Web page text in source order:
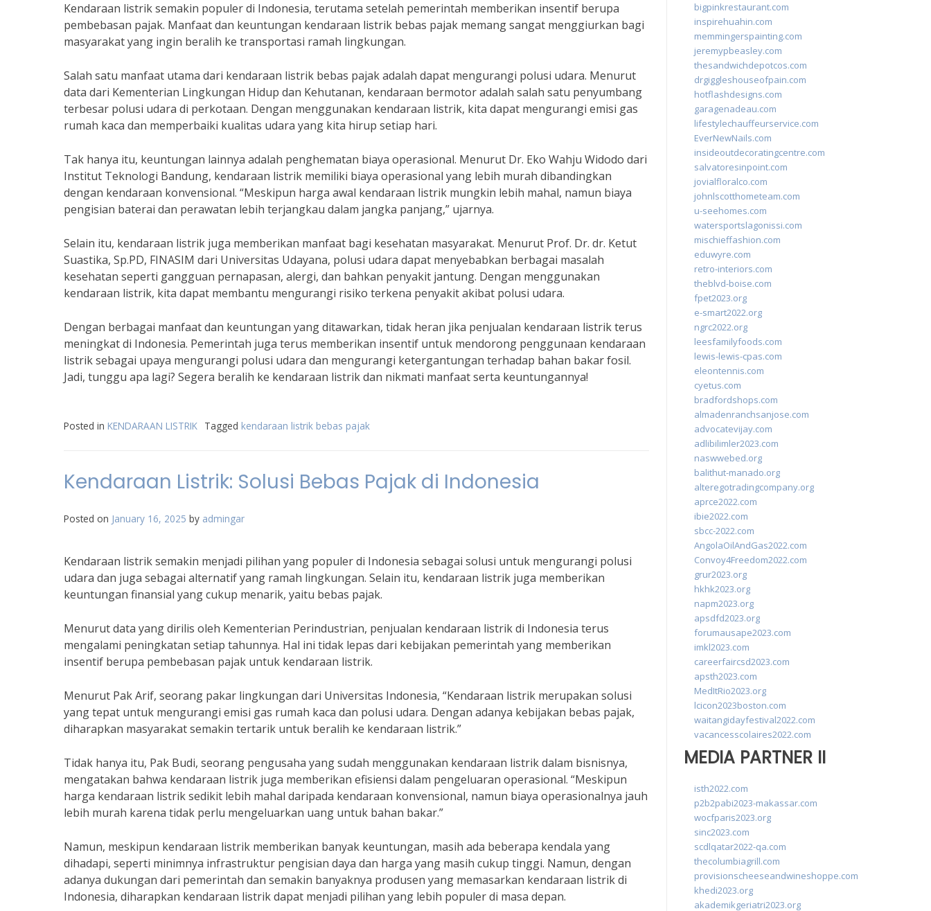
Kendaraan listrik semakin populer di Indonesia, terutama setelah pemerintah memberikan insentif berupa
pembebasan pajak. Manfaat dan keuntungan kendaraan listrik bebas pajak memang sangat menggiurkan bagi
masyarakat yang ingin beralih ke transportasi ramah lingkungan.
Salah satu manfaat utama dari kendaraan listrik bebas pajak adalah dapat mengurangi polusi udara. Menurut
data dari Kementerian Lingkungan Hidup dan Kehutanan, kendaraan bermotor adalah salah satu penyumbang
terbesar polusi udara di perkotaan. Dengan menggunakan kendaraan listrik, kita dapat mengurangi emisi gas
rumah kaca dan memperbaiki kualitas udara yang kita hirup setiap hari.
Tak hanya itu, keuntungan lainnya adalah penghematan biaya operasional. Menurut Dr. Eko Wahju Widodo dari
Institut Teknologi Bandung, kendaraan listrik memiliki biaya operasional yang lebih murah dibandingkan
dengan kendaraan konvensional. “Meskipun harga awal kendaraan listrik mungkin lebih mahal, namun biaya
pengisian baterai dan perawatan lebih terjangkau dalam jangka panjang,” ujarnya.
Selain itu, kendaraan listrik juga memberikan manfaat bagi kesehatan masyarakat. Menurut Prof. Dr. dr. Ketut
Suastika, Sp.PD, FINASIM dari Universitas Udayana, polusi udara dapat menyebabkan berbagai masalah
kesehatan seperti gangguan pernapasan, alergi, dan bahkan penyakit jantung. Dengan menggunakan
kendaraan listrik, kita dapat membantu mengurangi risiko terkena penyakit akibat polusi udara.
Dengan berbagai manfaat dan keuntungan yang ditawarkan, tidak heran jika penjualan kendaraan listrik terus
meningkat di Indonesia. Pemerintah juga terus memberikan insentif untuk mendorong penggunaan kendaraan
listrik sebagai upaya mengurangi polusi udara dan mengurangi ketergantungan terhadap bahan bakar fosil.
Jadi, tunggu apa lagi? Segera beralih ke kendaraan listrik dan nikmati manfaat serta keuntungannya!
Posted in KENDARAAN LISTRIK Tagged kendaraan listrik bebas pajak
Kendaraan Listrik: Solusi Bebas Pajak di Indonesia
Posted on January 16, 2025 by admingar
Kendaraan listrik semakin menjadi pilihan yang populer di Indonesia sebagai solusi untuk mengurangi polusi
udara dan juga sebagai alternatif yang ramah lingkungan. Selain itu, kendaraan listrik juga memberikan
keuntungan finansial yang cukup menarik, yaitu bebas pajak.
Menurut data yang dirilis oleh Kementerian Perindustrian, penjualan kendaraan listrik di Indonesia terus
mengalami peningkatan setiap tahunnya. Hal ini tidak lepas dari kebijakan pemerintah yang memberikan
insentif berupa pembebasan pajak untuk kendaraan listrik.
Menurut Pak Arif, seorang pakar lingkungan dari Universitas Indonesia, “Kendaraan listrik merupakan solusi
yang tepat untuk mengurangi emisi gas rumah kaca dan polusi udara. Dengan adanya kebijakan bebas pajak,
diharapkan masyarakat semakin tertarik untuk beralih ke kendaraan listrik.”
Tidak hanya itu, Pak Budi, seorang pengusaha yang sudah menggunakan kendaraan listrik dalam bisnisnya,
mengatakan bahwa kendaraan listrik juga memberikan efisiensi dalam pengeluaran operasional. “Meskipun
harga kendaraan listrik sedikit lebih mahal daripada kendaraan konvensional, namun biaya operasionalnya jauh
lebih murah karena tidak perlu mengeluarkan uang untuk bahan bakar.”
Namun, meskipun kendaraan listrik memberikan banyak keuntungan, masih ada beberapa kendala yang
dihadapi, seperti minimnya infrastruktur pengisian daya dan harga yang masih cukup tinggi. Namun, dengan
adanya dukungan dari pemerintah dan semakin banyaknya produsen yang memasarkan kendaraan listrik di
Indonesia, diharapkan kendaraan listrik dapat menjadi pilihan yang lebih populer di masa depan.
bigpinkrestaurant.com
inspirehuahin.com
memmingerspainting.com
jeremypbeasley.com
thesandwichdepotcos.com
drgiggleshouseofpain.com
hotflashdesigns.com
garagenadeau.com
lifestylechauffeurservice.com
EverNewNails.com
insideoutdecoratingcentre.com
salvatoresinpoint.com
jovialfloralco.com
johnlscotthometeam.com
u-seehomes.com
watersportslagonissi.com
mischieffashion.com
eduwyre.com
retro-interiors.com
theblvd-boise.com
fpet2023.org
e-smart2022.org
ngrc2022.org
leesfamilyfoods.com
lewis-lewis-cpas.com
eleontennis.com
cyetus.com
bradfordshops.com
almadenranchsanjose.com
advocatevijay.com
adlibilimler2023.com
naswwebed.org
balithut-manado.org
alteregotradingcompany.org
aprce2022.com
ibie2022.com
sbcc-2022.com
AngolaOilAndGas2022.com
Convoy4Freedom2022.com
grur2023.org
hkhk2023.org
napm2023.org
apsdfd2023.org
forumausape2023.com
imkl2023.com
careerfaircsd2023.com
apsth2023.com
MedItRio2023.org
lcicon2023boston.com
waitangidayfestival2022.com
vacancesscolaires2022.com
MEDIA PARTNER II
isth2022.com
p2b2pabi2023-makassar.com
wocfparis2023.org
sinc2023.com
scdlqatar2022-qa.com
thecolumbiagrill.com
provisionscheeseandwineshoppe.com
khedi2023.org
akademikgeriatri2023.org